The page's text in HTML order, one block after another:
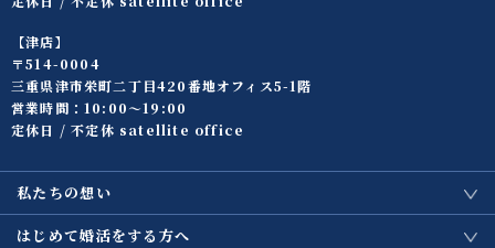
【津店】
〒514-0004
三重県津市栄町二丁目420番地オフィス5-1階
営業時間：10:00〜19:00
定休日 / 不定休 satellite office
私たちの想い
はじめて婚活をする方へ